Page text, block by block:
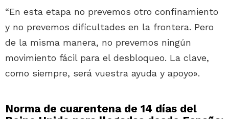
“En esta etapa no prevemos otro confinamiento
y no prevemos dificultades en la frontera. Pero
de la misma manera, no prevemos ningún
movimiento fácil para el desbloqueo. La clave,
como siempre, será vuestra ayuda y apoyo».
Norma de cuarentena de 14 días del